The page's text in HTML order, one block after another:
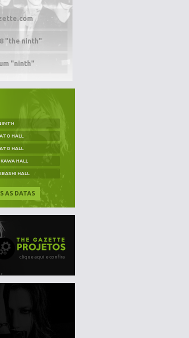
"the ninth"
"ninth"
HALL
HALL
HALL
HALL
AS DATAS
clique aqui e confira